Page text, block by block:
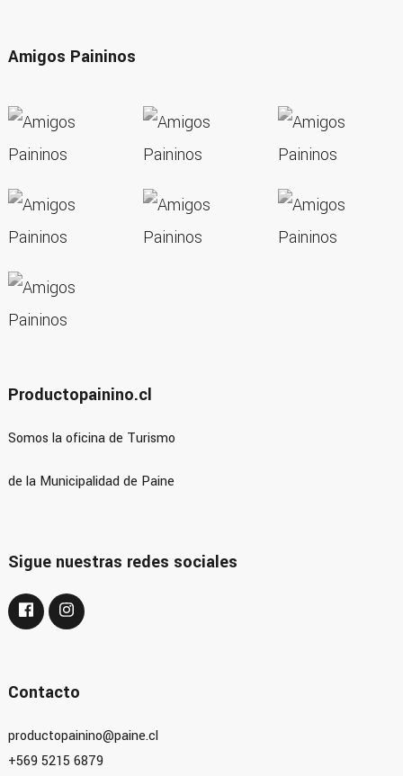
Amigos Paininos
Productopainino.cl
Somos la oficina de Turismo
de la Municipalidad de Paine
Sigue nuestras redes sociales
Contacto
productopainino@paine.cl
+569 5215 6879